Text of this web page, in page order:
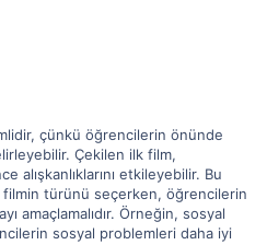
çünkü öğrencilerin önünde
Çekilen ilk film,
alışkanlıklarını etkileyebilir. Bu
türünü seçerken, öğrencilerin
amaçlamalıdır. Örneğin, sosyal
sosyal problemleri daha iyi